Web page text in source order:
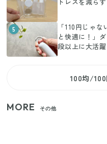
5
「110円じゃ
と快適に！」
段以上に大活躍
100均/100
MORE その他